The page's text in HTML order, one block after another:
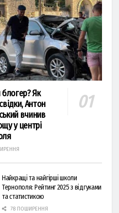
Як
Антон
вчинив
у центрі
Найкращі та найгірші школи
Тернополя: Рейтинг 2025 з відгуками
та статистикою
78 ПОШИРЕННЯ